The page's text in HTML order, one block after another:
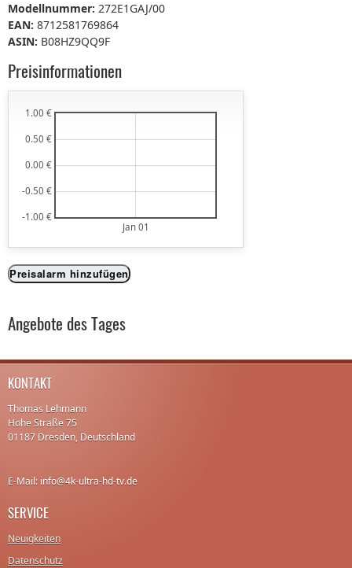
Modellnummer: 272E1GAJ/00
EAN: 8712581769864
ASIN: B08HZ9QQ9F
Preisinformationen
Jan 01
-1.00 €
-0.50 €
0.00 €
0.50 €
1.00 €
Preisalarm hinzufügen
Angebote des Tages
KONTAKT
Thomas Lehmann
Hohe Straße 75
01187 Dresden, Deutschland
E-Mail: info@4k-ultra-hd-tv.de
SERVICE
Neuigkeiten
Datenschutz